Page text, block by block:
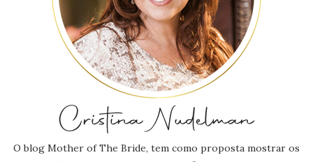
O blog Mother of The Bride, tem como proposta mostrar os